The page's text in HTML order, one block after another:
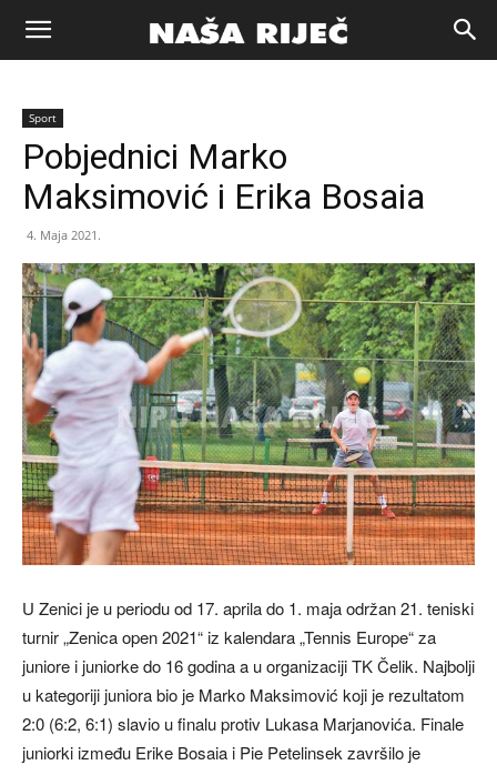
Naša
riječ
Sport
Pobjednici Marko
Maksimović i Erika Bosaia
4. Maja 2021.
U Zenici je u periodu od 17. aprila do 1. maja održan 21. teniski
turnir „Zenica open 2021“ iz kalendara „Tennis Europe“ za
juniore i juniorke do 16 godina a u organizaciji TK Čelik. Najbolji
u kategoriji juniora bio je Marko Maksimović koji je rezultatom
2:0 (6:2, 6:1) slavio u finalu protiv Lukasa Marjanovića. Finale
juniorki između Erike Bosaia i Pie Petelinsek završilo je